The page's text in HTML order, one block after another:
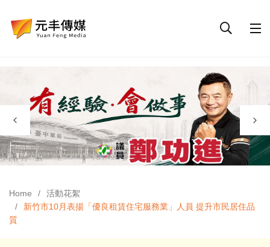
Home
活動花絮
新竹市10月表揚「優良租賃住宅服務業」人員 提升市民居住品
質